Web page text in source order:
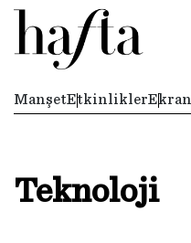
ManşetEtkinliklerEkran
Teknoloji